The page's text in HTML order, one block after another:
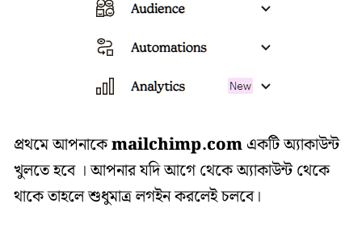
প্রথমে আপনাকেmailchimp.comএকটি অ্যাকাউন্ট
খুলতে হবে । আপনার যদি আগে থেকে অ্যাকাউন্ট থেকে
থাকে তাহলে শুধুমাত্র লগইন করলেই চলবে।